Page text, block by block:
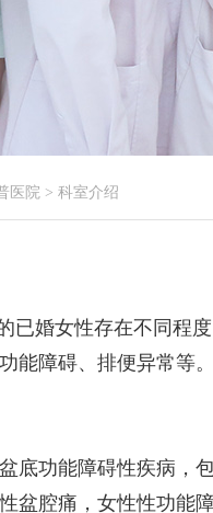
医院 > 科室介绍
已婚女性存在不同程
能障碍、排便异常等
底功能障碍性疾病，
盆腔痛，女性性功能